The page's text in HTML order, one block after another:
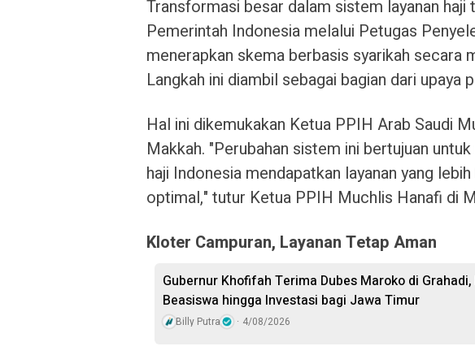
Transformasi besar dalam sistem layanan haji
Pemerintah Indonesia melalui Petugas
menerapkan skema berbasis syarikah secara
Langkah ini diambil sebagai bagian dari upaya
Hal ini dikemukakan Ketua PPIH Arab Saudi
Makkah. "Perubahan sistem ini bertujuan
haji Indonesia mendapatkan layanan yang
optimal," tutur Ketua PPIH Muchlis Hanafi di
Kloter Campuran, Layanan Tetap Aman
Gubernur Khofifah Terima Dubes Maroko di
Beasiswa hingga Investasi bagi Jawa Timur
Billy Putra 4/08/2026